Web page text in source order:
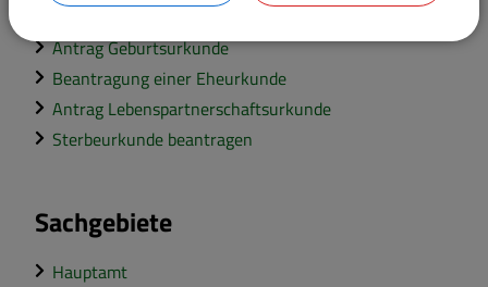
Antrag Geburtsurkunde
Beantragung einer Eheurkunde
Antrag Lebenspartnerschaftsurkunde
Sterbeurkunde beantragen
Sachgebiete
Hauptamt